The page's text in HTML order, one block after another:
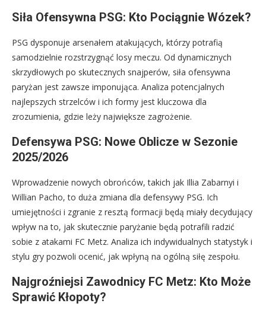
Siła Ofensywna PSG: Kto Pociągnie Wózek?
PSG dysponuje arsenałem atakujących, którzy potrafią
samodzielnie rozstrzygnąć losy meczu. Od dynamicznych
skrzydłowych po skutecznych snajperów, siła ofensywna
paryżan jest zawsze imponująca. Analiza potencjalnych
najlepszych strzelców i ich formy jest kluczowa dla
zrozumienia, gdzie leży największe zagrożenie.
Defensywa PSG: Nowe Oblicze w Sezonie
2025/2026
Wprowadzenie nowych obrońców, takich jak Illia Zabarnyi i
Willian Pacho, to duża zmiana dla defensywy PSG. Ich
umiejętności i zgranie z resztą formacji będą miały decydujący
wpływ na to, jak skutecznie paryżanie będą potrafili radzić
sobie z atakami FC Metz. Analiza ich indywidualnych statystyk i
stylu gry pozwoli ocenić, jak wpłyną na ogólną siłę zespołu.
Najgroźniejsi Zawodnicy FC Metz: Kto Może
Sprawić Kłopoty?